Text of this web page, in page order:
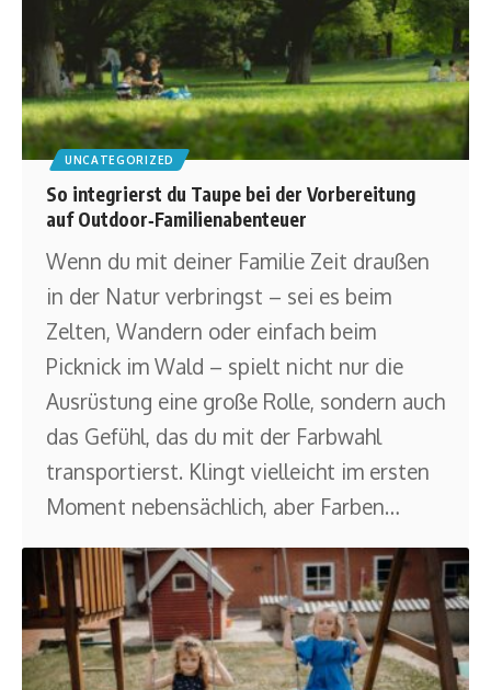
UNCATEGORIZED
So integrierst du Taupe bei der Vorbereitung
auf Outdoor‑Familienabenteuer
Wenn du mit deiner Familie Zeit draußen
in der Natur verbringst – sei es beim
Zelten, Wandern oder einfach beim
Picknick im Wald – spielt nicht nur die
Ausrüstung eine große Rolle, sondern auch
das Gefühl, das du mit der Farbwahl
transportierst. Klingt vielleicht im ersten
Moment nebensächlich, aber Farben…